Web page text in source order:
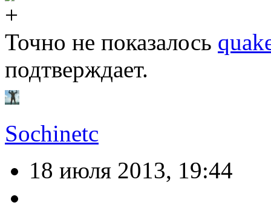
Точно не показалось
подтверждает.
Sochinetc
18 июля 2013, 19:44